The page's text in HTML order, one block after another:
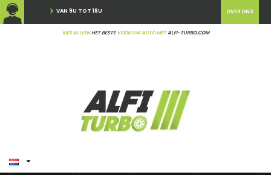
VAN 9U TOT 18U
KIES ALLEENHET BESTEVOOR UW AUTO METALFI-TURBO.COM
OVER ONS
